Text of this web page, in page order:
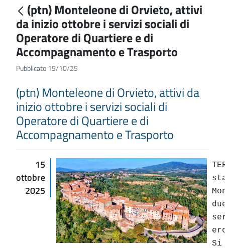
(ptn) Monteleone di Orvieto, attivi
da inizio ottobre i servizi sociali di
Operatore di Quartiere e di
Accompagnamento e Trasporto
Pubblicato 15/10/25
(ptn) Monteleone di Orvieto, attivi da
inizio ottobre i servizi sociali di
Operatore di Quartiere e di
Accompagnamento e Trasporto
15
ottobre
2025